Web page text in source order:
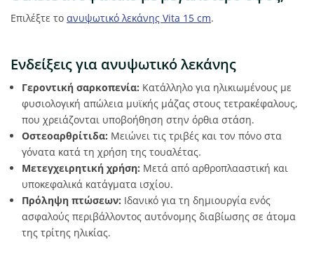
Επιλέξτε το ανυψωτικό λεκάνης Vita 15 cm.
Ενδείξεις για ανυψωτικό λεκάνης
Γεροντική σαρκοπενία: Κατάλληλο για ηλικιωμένους με
φυσιολογική απώλεια μυϊκής μάζας στους τετρακέφαλους,
που χρειάζονται υποβοήθηση στην όρθια στάση.
Οστεοαρθρίτιδα: Μειώνει τις τριβές και τον πόνο στα
γόνατα κατά τη χρήση της τουαλέτας.
Μετεγχειρητική χρήση: Μετά από αρθροπλααστική και
υποκεφαλικά κατάγματα ισχίου.
Πρόληψη πτώσεων: Ιδανικό για τη δημιουργία ενός
ασφαλούς περιβάλλοντος αυτόνομης διαβίωσης σε άτομα
της τρίτης ηλικίας.